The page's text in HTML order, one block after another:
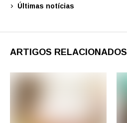
Últimas notícias
ARTIGOS RELACIONADOS